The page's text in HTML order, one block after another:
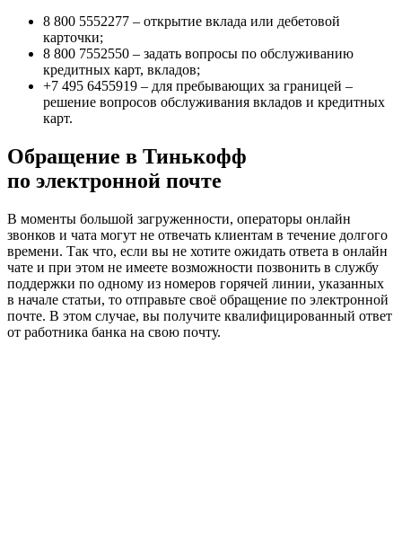
8 800 5552277 – открытие вклада или дебетовой
карточки;
8 800 7552550 – задать вопросы по обслуживанию
кредитных карт, вкладов;
+7 495 6455919 – для пребывающих за границей –
решение вопросов обслуживания вкладов и кредитных
карт.
Обращение в Тинькофф
по электронной почте
В моменты большой загруженности, операторы онлайн
звонков и чата могут не отвечать клиентам в течение долгого
времени. Так что, если вы не хотите ожидать ответа в онлайн
чате и при этом не имеете возможности позвонить в службу
поддержки по одному из номеров горячей линии, указанных
в начале статьи, то отправьте своё обращение по электронной
почте. В этом случае, вы получите квалифицированный ответ
от работника банка на свою почту.